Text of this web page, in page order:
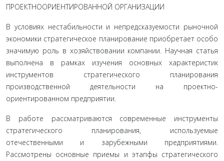
ПРОЕКТНО­ОРИЕНТИРОВАННОЙ ОРГАНИЗАЦИИ
В условиях нестабильности и непредсказуемости рыночной
экономики стратегическое планирование приобретает особо
значимую роль в хозяйствовании компании. Научная статья
выполнена в рамках изучения основных характеристик
инструментов стратегического планирования
производственной деятельности на проектно-
ориентированном предприятии.
В работе рассматриваются современные инструменты
стратегического планирования, используемые
отечественными и зарубежными предприятиями.
Рассмотрены основные приемы и этапфы стратегического